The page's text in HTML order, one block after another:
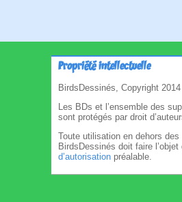
Propriété intellectuelle
BirdsDessinés, Copyright 2014
Les BDs et l’ensemble des
sont protégés par droit
Toute utilisation en dehors des
BirdsDessinés doit faire l’objet
d’autorisation préalable.